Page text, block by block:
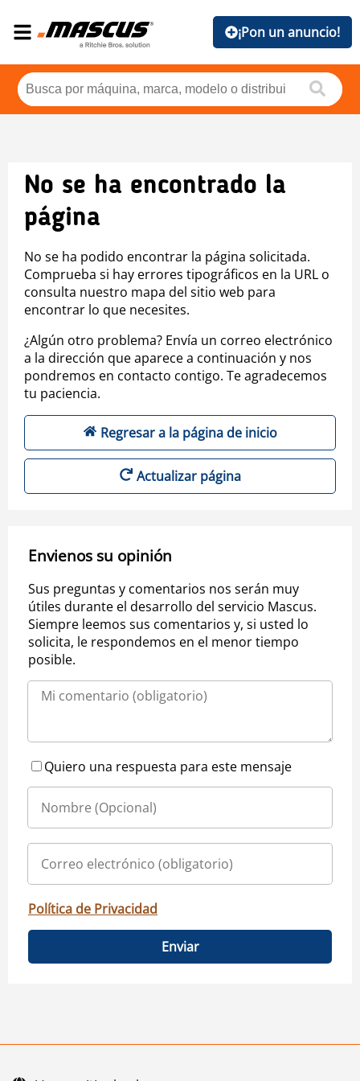
¡Pon un anuncio!
No se ha encontrado la
página
No se ha podido encontrar la página solicitada.
Comprueba si hay errores tipográficos en la URL o
consulta nuestro mapa del sitio web para
encontrar lo que necesites.
¿Algún otro problema? Envía un correo electrónico
a la dirección que aparece a continuación y nos
pondremos en contacto contigo. Te agradecemos
tu paciencia.
Regresar a la página de inicio
Actualizar página
Envienos su opinión
Sus preguntas y comentarios nos serán muy
útiles durante el desarrollo del servicio Mascus.
Siempre leemos sus comentarios y, si usted lo
solicita, le respondemos en el menor tiempo
posible.
Quiero una respuesta para este mensaje
Política de Privacidad
Enviar